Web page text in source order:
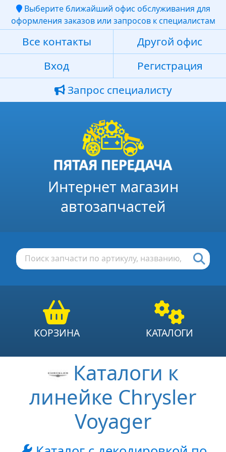
Выберите ближайший офис обслуживания для
оформления заказов или запросов к специалистам
Все контакты
Другой офис
Вход
Регистрация
Запрос специалисту
Интернет магазин
автозапчастей
КОРЗИНА КАТАЛОГИ
Каталоги к
линейке Chrysler
Voyager